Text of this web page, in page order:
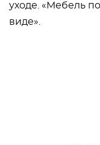
уходе. «Мебель
виде».